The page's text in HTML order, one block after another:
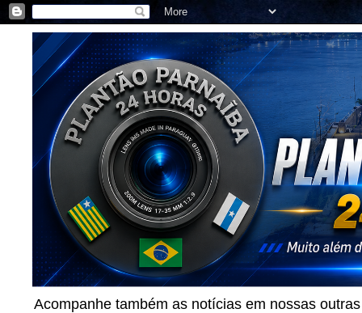
Acompanhe também as notícias em nossas